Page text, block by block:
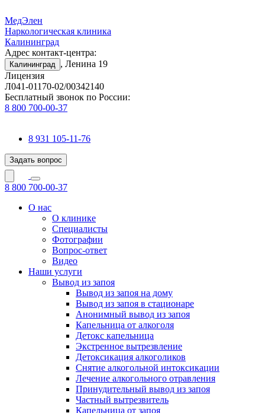
МедЭлен
Наркологическая клиника
Калининград
Адрес контакт-центра:
Калининград , Ленина 19
Лицензия
Л041-01170-02/00342140
Бесплатный звонок по России:
8 800 700-00-37
8 931 105-11-76
Задать вопрос
8 800 700-00-37
О нас
О клинике
Специалисты
Фотографии
Вопрос-ответ
Видео
Наши услуги
Вывод из запоя
Вывод из запоя на дому
Вывод из запоя в стационаре
Анонимный вывод из запоя
Капельница от алкоголя
Детокс капельница
Экстренное вытрезвление
Детоксикация алкоголиков
Снятие алкогольной интоксикации
Лечение алкогольного отравления
Принудительный вывод из запоя
Частный вытрезвитель
Капельница от запоя